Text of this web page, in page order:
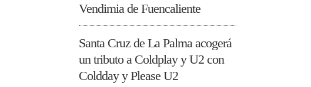
Vendimia de Fuencaliente
Santa Cruz de La Palma acogerá
un tributo a Coldplay y U2 con
Coldday y Please U2